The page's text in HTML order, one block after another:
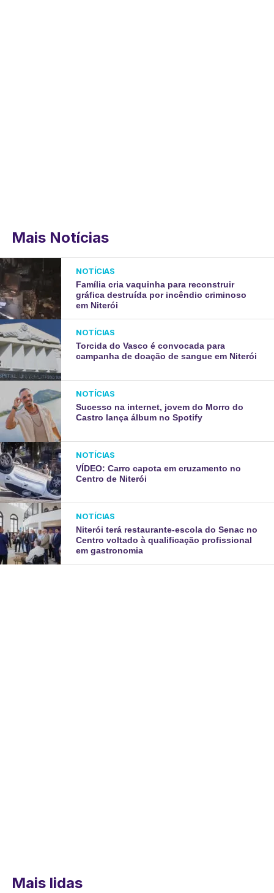
Mais Notícias
NOTÍCIAS
Família cria vaquinha para reconstruir
gráfica destruída por incêndio criminoso
em Niterói
NOTÍCIAS
Torcida do Vasco é convocada para
campanha de doação de sangue em Niterói
NOTÍCIAS
Sucesso na internet, jovem do Morro do
Castro lança álbum no Spotify
NOTÍCIAS
VÍDEO: Carro capota em cruzamento no
Centro de Niterói
NOTÍCIAS
Niterói terá restaurante-escola do Senac no
Centro voltado à qualificação profissional
em gastronomia
Mais lidas